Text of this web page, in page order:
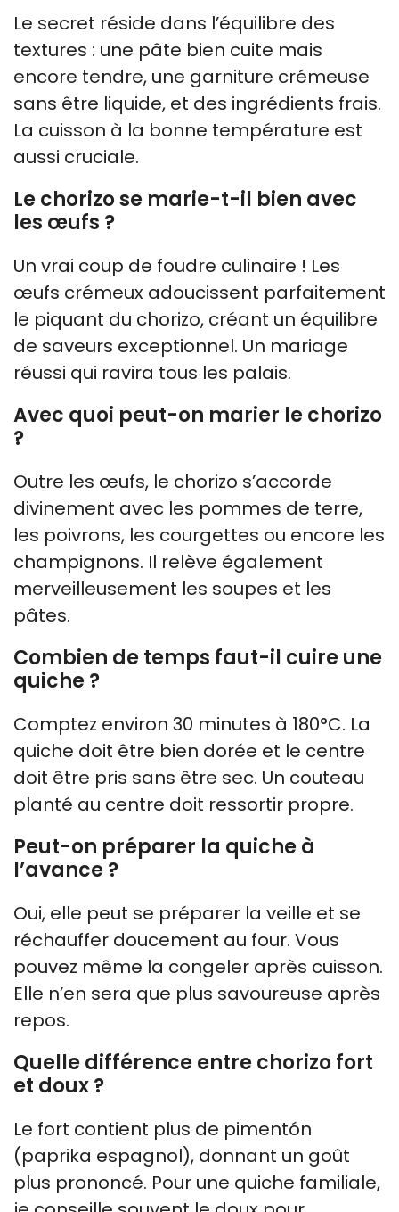
Le secret réside dans l’équilibre des
textures : une pâte bien cuite mais
encore tendre, une garniture crémeuse
sans être liquide, et des ingrédients frais.
La cuisson à la bonne température est
aussi cruciale.
Le chorizo se marie-t-il bien avec
les œufs ?
Un vrai coup de foudre culinaire ! Les
œufs crémeux adoucissent parfaitement
le piquant du chorizo, créant un équilibre
de saveurs exceptionnel. Un mariage
réussi qui ravira tous les palais.
Avec quoi peut-on marier le chorizo
?
Outre les œufs, le chorizo s’accorde
divinement avec les pommes de terre,
les poivrons, les courgettes ou encore les
champignons. Il relève également
merveilleusement les soupes et les
pâtes.
Combien de temps faut-il cuire une
quiche ?
Comptez environ 30 minutes à 180°C. La
quiche doit être bien dorée et le centre
doit être pris sans être sec. Un couteau
planté au centre doit ressortir propre.
Peut-on préparer la quiche à
l’avance ?
Oui, elle peut se préparer la veille et se
réchauffer doucement au four. Vous
pouvez même la congeler après cuisson.
Elle n’en sera que plus savoureuse après
repos.
Quelle différence entre chorizo fort
et doux ?
Le fort contient plus de pimentón
(paprika espagnol), donnant un goût
plus prononcé. Pour une quiche familiale,